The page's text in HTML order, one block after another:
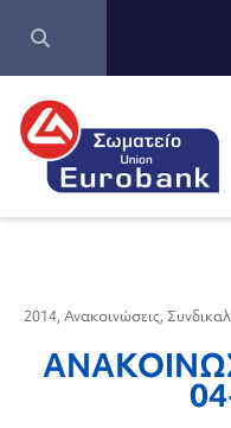
2014, Ανακοινώσεις,